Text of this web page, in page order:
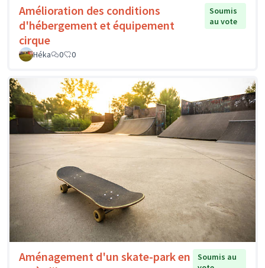
Amélioration des conditions
d'hébergement et équipement
cirque
Soumis
au vote
Héka 0 0
Aménagement d'un skate-park en
Soumis au